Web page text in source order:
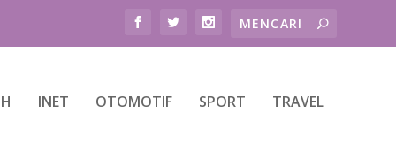
INET OTOMOTIF SPORT TRAVEL